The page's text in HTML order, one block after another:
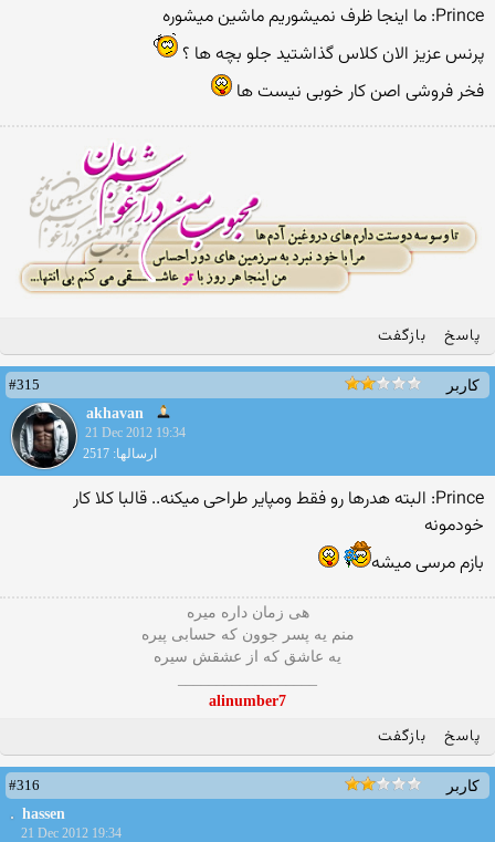
Prince: ما اینجا ظرف نمیشوریم ماشین میشوره
پرنس عزیز الان کلاس گذاشتید جلو بچه ها ؟
فخر فروشی اصن کار خوبی نیست ها
پاسخ بازگفت
کاربر
#315
akhavan
21 Dec 2012 19:34
ارسالها: 2517
Prince: البته هدرها رو فقط ومپایر طراحی میکنه.. قالبا کلا کار
خودمونه
بازم مرسی میشه
هی زمان داره میره
منم یه پسر جوون که حسابی پیره
یه عاشق که از عشقش سیره
alinumber7
پاسخ بازگفت
کاربر
#316
hassen
21 Dec 2012 19:34